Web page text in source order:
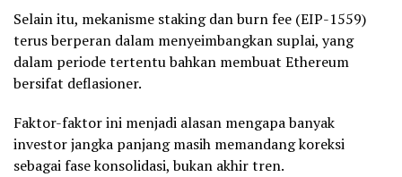
Selain itu, mekanisme staking dan burn fee (EIP-1559)
terus berperan dalam menyeimbangkan suplai, yang
dalam periode tertentu bahkan membuat Ethereum
bersifat deflasioner.
Faktor-faktor ini menjadi alasan mengapa banyak
investor jangka panjang masih memandang koreksi
sebagai fase konsolidasi, bukan akhir tren.